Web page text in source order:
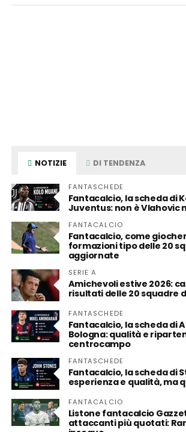
NOTIZIE DI TENDENZA
FANTASCHEDE
Fantacalcio, la scheda di
Juventus: non è Vlahovic
FANTACALCIO
Fantacalcio, come
formazioni tipo delle 20
aggiornate
SERIE A
Amichevoli estive 2026:
risultati delle 20 squadre
FANTASCHEDE
Fantacalcio, la scheda di
Bologna: qualità e
centrocampo
FANTASCHEDE
Fantacalcio, la scheda di
esperienza e qualità, ma
FANTACALCIO
Listone fantacalcio
attaccanti più quotati: